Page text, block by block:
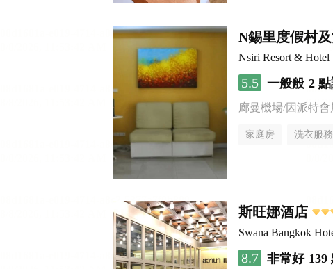
N錫里度假村
Nsiri Resort & Hotel
5.5 一般般 2
廊曼機場/因派特
家庭房 洗衣服務
斯旺娜酒店
Swana Bangkok
8.7 非常好 139